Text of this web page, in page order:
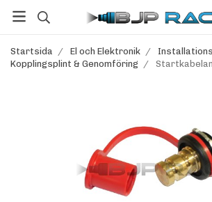
Startsida / El och Elektronik /
Kopplingsplint & Genomföring /